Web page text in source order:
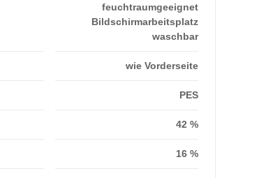
feuchtraumgeeignet
Bildschirmarbeitsplatz
waschbar
wie Vorderseite
PES
42 %
16 %